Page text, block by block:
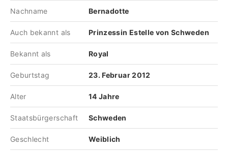
Nachname Bernadotte
Auch bekannt als Prinzessin Estelle von Schweden
Bekannt als Royal
Geburtstag 23. Februar 2012
Alter 14 Jahre
Staatsbürgerschaft Schweden
Geschlecht Weiblich